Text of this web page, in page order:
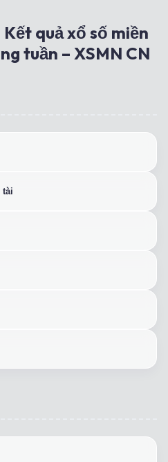
quả xổ số miền
tuần – XSMN CN
tài